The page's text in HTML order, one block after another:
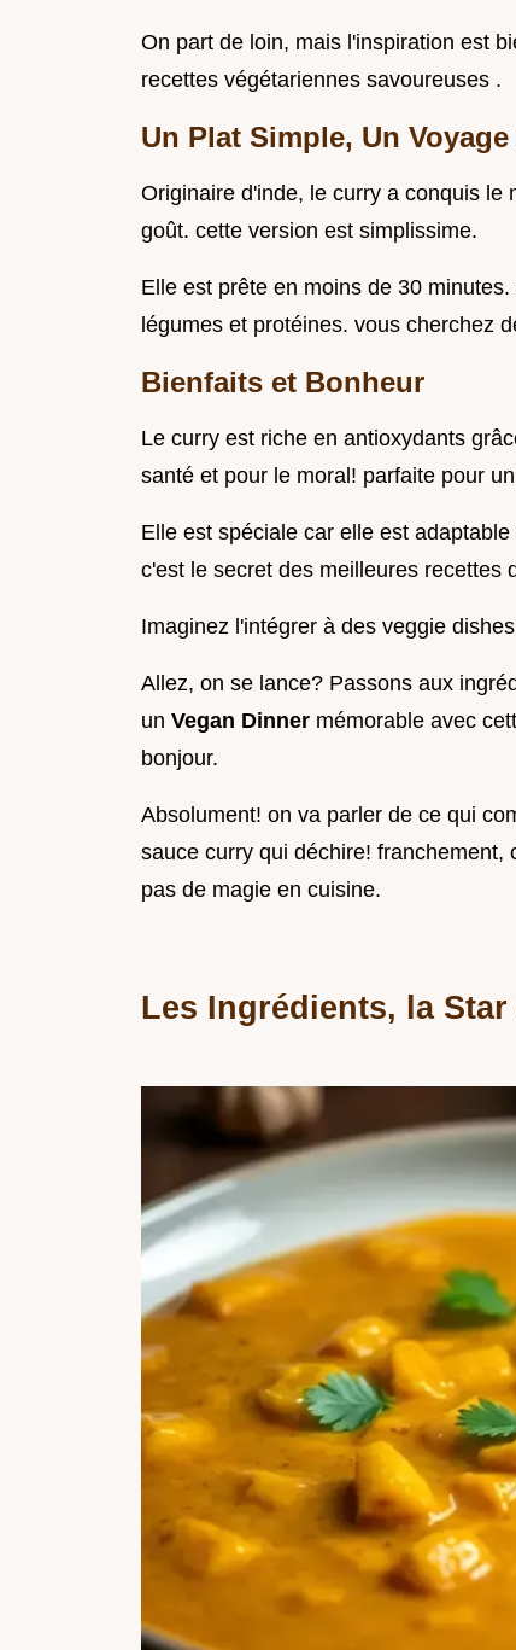
On part de loin, mais l'inspiration est
recettes végétariennes savoureuses .
Un Plat Simple, Un
Originaire d'inde, le curry a conquis le
goût. cette version est simplissime.
Elle est prête en moins de 30
légumes et protéines. vous cherchez
Bienfaits et Bonheur
Le curry est riche en antioxydants
santé et pour le moral! parfaite pour
Elle est spéciale car elle est
c'est le secret des meilleures recettes
Imaginez l'intégrer à des veggie
Allez, on se lance? Passons aux
un Vegan Dinner mémorable avec
bonjour.
Absolument! on va parler de ce qui
sauce curry qui déchire! franchement,
pas de magie en cuisine.
Les Ingrédients, la